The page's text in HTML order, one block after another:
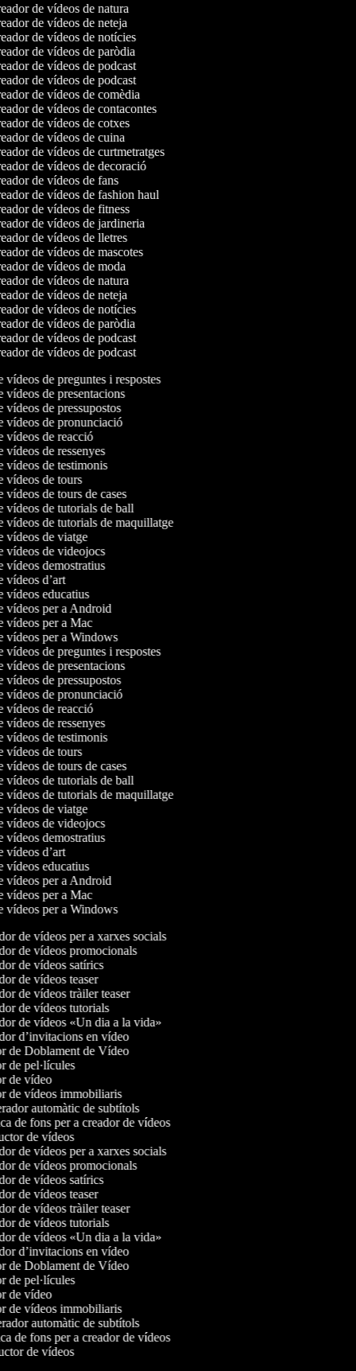
de vídeos de natura
de vídeos de neteja
de vídeos de notícies
de vídeos de paròdia
de vídeos de podcast
de vídeos de podcast
de vídeos de comèdia
de vídeos de contacontes
de vídeos de cotxes
de vídeos de cuina
de vídeos de curtmetratges
de vídeos de decoració
de vídeos de fans
de vídeos de fashion haul
de vídeos de fitness
de vídeos de jardineria
de vídeos de lletres
de vídeos de mascotes
de vídeos de moda
de vídeos de natura
de vídeos de neteja
de vídeos de notícies
de vídeos de paròdia
de vídeos de podcast
de vídeos de podcast
vídeos de preguntes i respostes
vídeos de presentacions
vídeos de pressupostos
vídeos de pronunciació
vídeos de reacció
vídeos de ressenyes
vídeos de testimonis
vídeos de tours
vídeos de tours de cases
vídeos de tutorials de ball
vídeos de tutorials de maquillatge
vídeos de viatge
vídeos de videojocs
vídeos demostratius
vídeos d’art
vídeos educatius
vídeos per a Android
vídeos per a Mac
vídeos per a Windows
vídeos de preguntes i respostes
vídeos de presentacions
vídeos de pressupostos
vídeos de pronunciació
vídeos de reacció
vídeos de ressenyes
vídeos de testimonis
vídeos de tours
vídeos de tours de cases
vídeos de tutorials de ball
vídeos de tutorials de maquillatge
vídeos de viatge
vídeos de videojocs
vídeos demostratius
vídeos d’art
vídeos educatius
vídeos per a Android
vídeos per a Mac
vídeos per a Windows
de vídeos per a xarxes socials
de vídeos promocionals
de vídeos satírics
de vídeos teaser
de vídeos tràiler teaser
de vídeos tutorials
de vídeos «Un dia a la vida»
d’invitacions en vídeo
de Doblament de Vídeo
de pel·lícules
de vídeo
de vídeos immobiliaris
automàtic de subtítols
de fons per a creador de vídeos
de vídeos
de vídeos per a xarxes socials
de vídeos promocionals
de vídeos satírics
de vídeos teaser
de vídeos tràiler teaser
de vídeos tutorials
de vídeos «Un dia a la vida»
d’invitacions en vídeo
de Doblament de Vídeo
de pel·lícules
de vídeo
de vídeos immobiliaris
automàtic de subtítols
de fons per a creador de vídeos
de vídeos